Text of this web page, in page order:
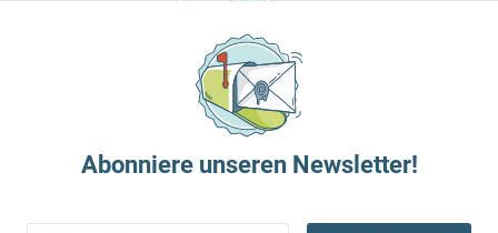
Abonniere unseren Newsletter!